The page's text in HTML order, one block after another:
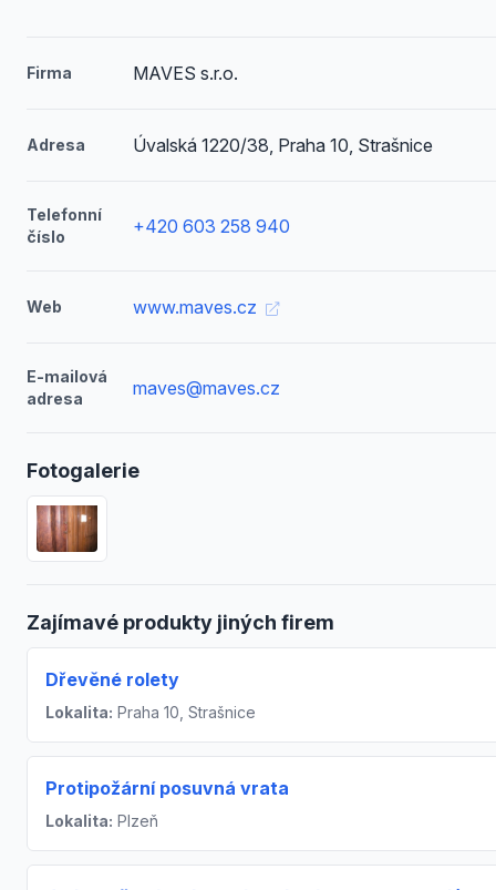
Firma MAVES s.r.o.
Adresa Úvalská 1220/38, Praha 10, Strašnice
Telefonní
číslo
+420 603 258 940
Web www.maves.cz
E-mailová
adresa
maves@maves.cz
Fotogalerie
Zajímavé produkty jiných firem
Dřevěné rolety
Lokalita: Praha 10, Strašnice
Protipožární posuvná vrata
Lokalita: Plzeň